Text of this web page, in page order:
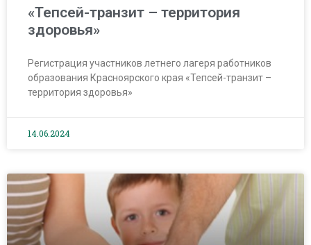
«Тепсей-транзит – территория
здоровья»
Регистрация участников летнего лагеря работников
образования Красноярского края «Тепсей-транзит –
территория здоровья»
14.06.2024